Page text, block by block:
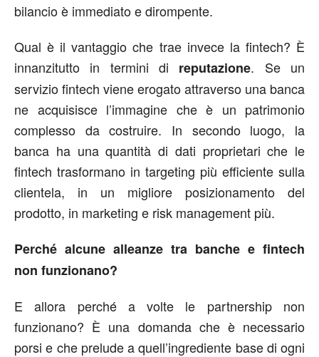
bilancio è immediato e dirompente.
Qual è il vantaggio che trae invece la fintech? È
innanzitutto in termini di reputazione. Se un
servizio fintech viene erogato attraverso una banca
ne acquisisce l’immagine che è un patrimonio
complesso da costruire. In secondo luogo, la
banca ha una quantità di dati proprietari che le
fintech trasformano in targeting più efficiente sulla
clientela, in un migliore posizionamento del
prodotto, in marketing e risk management più.
Perché alcune alleanze tra banche e fintech
non funzionano?
E allora perché a volte le partnership non
funzionano? È una domanda che è necessario
porsi e che prelude a quell’ingrediente base di ogni